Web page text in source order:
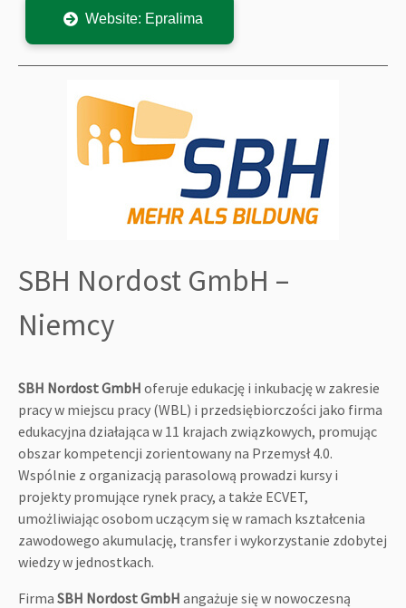
Website: Epralima
SBH Nordost GmbH –
Niemcy
SBH Nordost GmbH oferuje edukację i inkubację w zakresie
pracy w miejscu pracy (WBL) i przedsiębiorczości jako firma
edukacyjna działająca w 11 krajach związkowych, promując
obszar kompetencji zorientowany na Przemysł 4.0.
Wspólnie z organizacją parasolową prowadzi kursy i
projekty promujące rynek pracy, a także ECVET,
umożliwiając osobom uczącym się w ramach kształcenia
zawodowego akumulację, transfer i wykorzystanie zdobytej
wiedzy w jednostkach.
Firma SBH Nordost GmbH angażuje się w nowoczesną